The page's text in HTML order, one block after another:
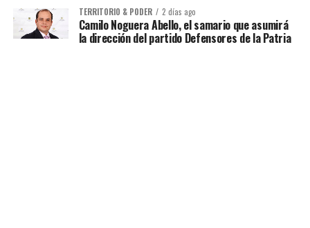
TERRITORIO & PODER 2 días ago
Camilo Noguera Abello, el samario que asumirá
la dirección del partido Defensores de la Patria